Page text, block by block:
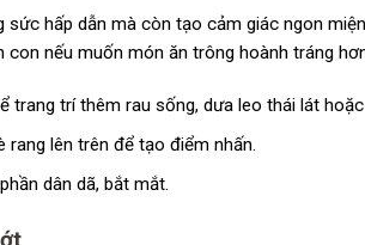
hấp dẫn mà còn tạo cảm giác ngon
nếu muốn món ăn trông hoành tráng
trang trí thêm rau sống, dưa leo thái lát
lên trên để tạo điểm nhấn.
dân dã, bắt mắt.